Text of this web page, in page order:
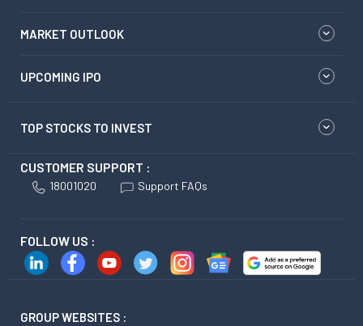
MARKET OUTLOOK
UPCOMING IPO
TOP STOCKS TO INVEST
CUSTOMER SUPPORT :
18001020 Support FAQs
FOLLOW US :
GROUP WEBSITES :